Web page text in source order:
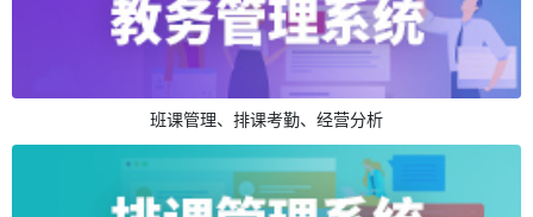
班课管理、排课考勤、经营分析